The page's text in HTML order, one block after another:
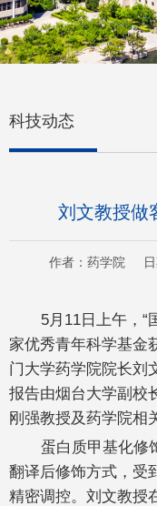
科技动态
刘文教授做
作者：药学院
5月11日上午，“
家优秀青年科学基金
门大学药学院院长刘
报告由烟台大学副校
刚强教授及药学院相
蛋白质甲基化修
翻译后修饰方式，受
精密调控。刘文教授